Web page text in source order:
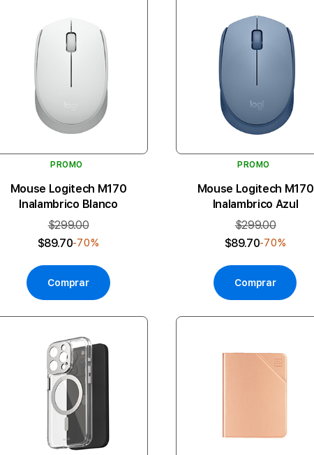
PROMO
Mouse Logitech M170
Inalambrico Blanco
$299.00
$89.70-70%
Comprar
PROMO
Mouse Logitech M170
Inalambrico Azul
$299.00
$89.70-70%
Comprar